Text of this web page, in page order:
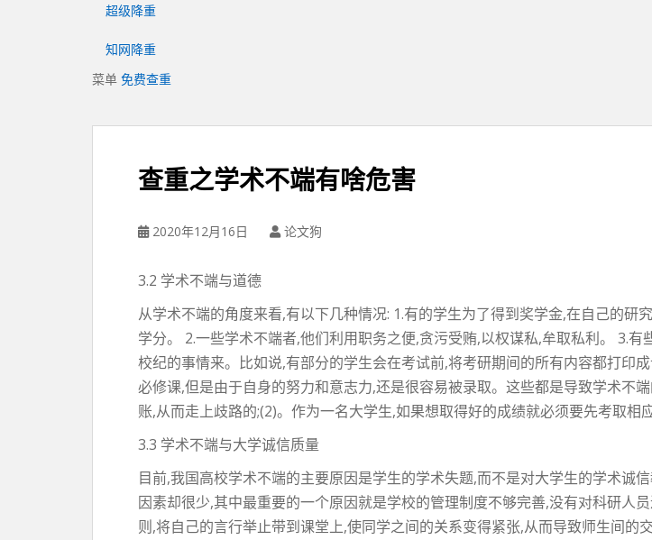
超级降重
知网降重
菜单 免费查重
查重之学术不端有啥危害
2020年12月16日 论文狗
3.2 学术不端与道德
从学术不端的角度来看,有以下几种情况: 1.有的学生为了得到奖学金,在自己的
学分。 2.一些学术不端者,他们利用职务之便,贪污受贿,以权谋私,牟取私利。 3.
校纪的事情来。比如说,有部分的学生会在考试前,将考研期间的所有内容都打印
必修课,但是由于自身的努力和意志力,还是很容易被录取。这些都是导致学术不
账,从而走上歧路的;(2)。作为一名大学生,如果想取得好的成绩就必须要先考取相
3.3 学术不端与大学诚信质量
目前,我国高校学术不端的主要原因是学生的学术失题,而不是对大学生的学术诚
因素却很少,其中最重要的一个原因就是学校的管理制度不够完善,没有对科研人
则,将自己的言行举止带到课堂上,使同学之间的关系变得紧张,从而导致师生间